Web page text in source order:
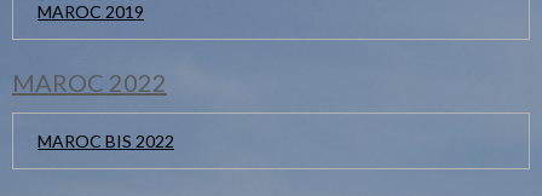
MAROC 2019
MAROC 2022
MAROC BIS 2022